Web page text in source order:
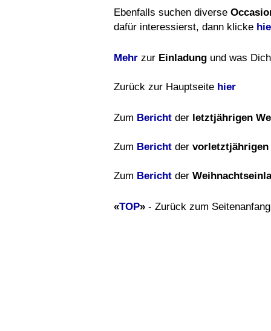
Ebenfalls suchen diverse
dafür interessierst, dann klicke
Mehr zur Einladung und was
Zurück zur Hauptseite hier
Zum Bericht der letztjährigen
Zum Bericht der vorletztjährigen
Zum Bericht der
«TOP» - Zurück zum